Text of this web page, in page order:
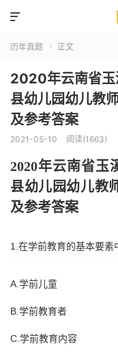

历年真题  正文
2020年云南省玉
县幼儿园幼儿教
及参考答案
2021-05-10 阅读(1663)
2020年云南省玉
县幼儿园幼儿教
及参考答案
1.在学前教育的基本要素
A.学前儿童
B.学前教育者
C.学前教育内容